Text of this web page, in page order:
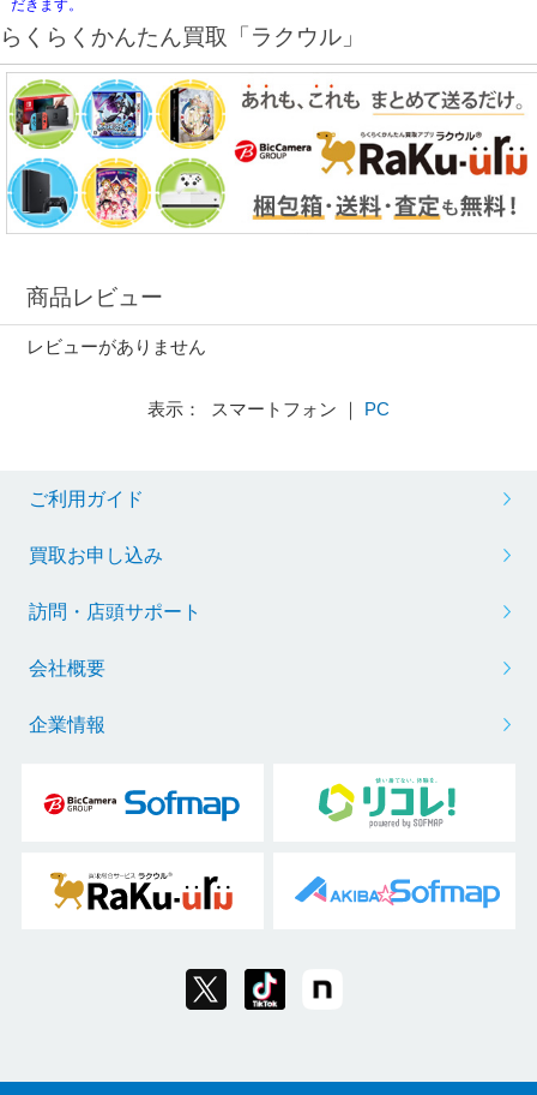
だきます。
らくらくかんたん買取「ラクウル」
商品レビュー
レビューがありません
表示： スマートフォン ｜ PC
ご利用ガイド
買取お申し込み
訪問・店頭サポート
会社概要
企業情報